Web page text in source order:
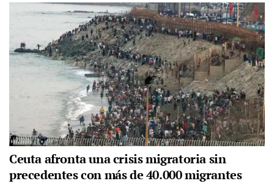
Ceuta afronta una crisis migratoria sin
precedentes con más de 40.000 migrantes